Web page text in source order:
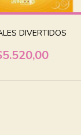
DIVERTIDOS